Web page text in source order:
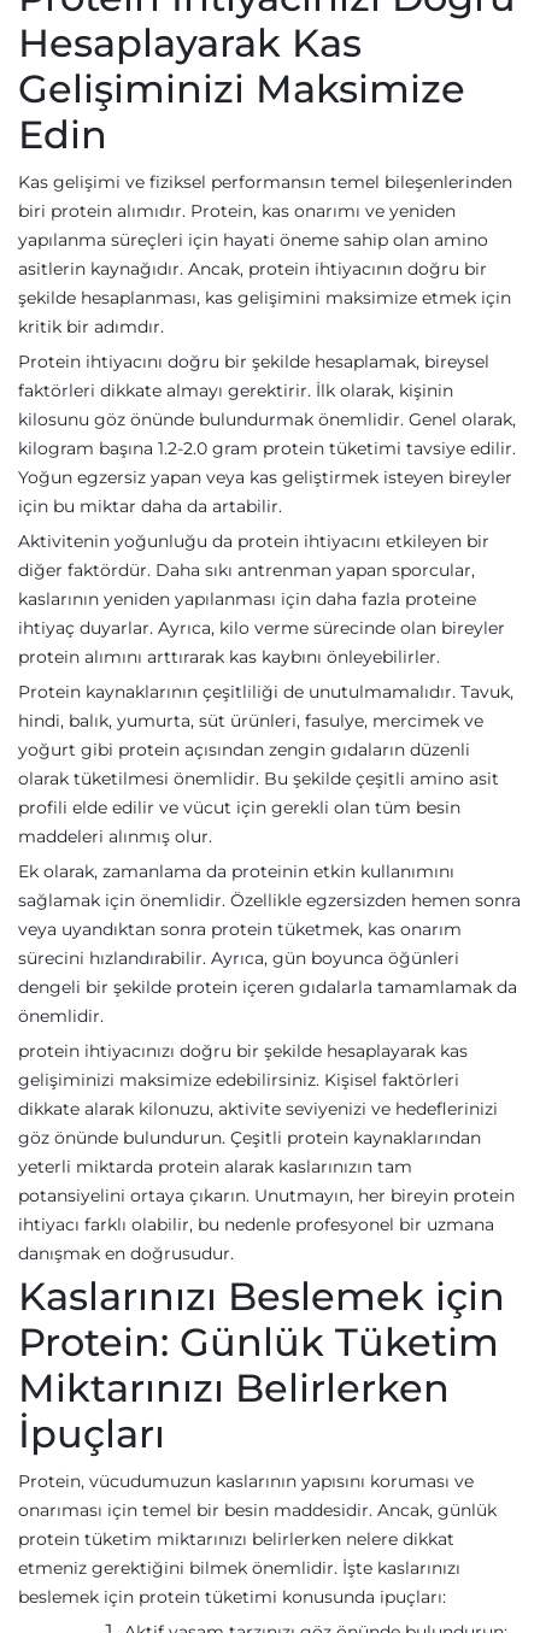
Hesaplayarak Kas
Gelişiminizi Maksimize
Edin
Kas gelişimi ve fiziksel performansın temel bileşenlerinden
biri protein alımıdır. Protein, kas onarımı ve yeniden
yapılanma süreçleri için hayati öneme sahip olan amino
asitlerin kaynağıdır. Ancak, protein ihtiyacının doğru bir
şekilde hesaplanması, kas gelişimini maksimize etmek için
kritik bir adımdır.
Protein ihtiyacını doğru bir şekilde hesaplamak, bireysel
faktörleri dikkate almayı gerektirir. İlk olarak, kişinin
kilosunu göz önünde bulundurmak önemlidir. Genel olarak,
kilogram başına 1.2-2.0 gram protein tüketimi tavsiye edilir.
Yoğun egzersiz yapan veya kas geliştirmek isteyen bireyler
için bu miktar daha da artabilir.
Aktivitenin yoğunluğu da protein ihtiyacını etkileyen bir
diğer faktördür. Daha sıkı antrenman yapan sporcular,
kaslarının yeniden yapılanması için daha fazla proteine
ihtiyaç duyarlar. Ayrıca, kilo verme sürecinde olan bireyler
protein alımını arttırarak kas kaybını önleyebilirler.
Protein kaynaklarının çeşitliliği de unutulmamalıdır. Tavuk,
hindi, balık, yumurta, süt ürünleri, fasulye, mercimek ve
yoğurt gibi protein açısından zengin gıdaların düzenli
olarak tüketilmesi önemlidir. Bu şekilde çeşitli amino asit
profili elde edilir ve vücut için gerekli olan tüm besin
maddeleri alınmış olur.
Ek olarak, zamanlama da proteinin etkin kullanımını
sağlamak için önemlidir. Özellikle egzersizden hemen sonra
veya uyandıktan sonra protein tüketmek, kas onarım
sürecini hızlandırabilir. Ayrıca, gün boyunca öğünleri
dengeli bir şekilde protein içeren gıdalarla tamamlamak da
önemlidir.
protein ihtiyacınızı doğru bir şekilde hesaplayarak kas
gelişiminizi maksimize edebilirsiniz. Kişisel faktörleri
dikkate alarak kilonuzu, aktivite seviyenizi ve hedeflerinizi
göz önünde bulundurun. Çeşitli protein kaynaklarından
yeterli miktarda protein alarak kaslarınızın tam
potansiyelini ortaya çıkarın. Unutmayın, her bireyin protein
ihtiyacı farklı olabilir, bu nedenle profesyonel bir uzmana
danışmak en doğrusudur.
Kaslarınızı Beslemek için
Protein: Günlük Tüketim
Miktarınızı Belirlerken
İpuçları
Protein, vücudumuzun kaslarının yapısını koruması ve
onarıması için temel bir besin maddesidir. Ancak, günlük
protein tüketim miktarınızı belirlerken nelere dikkat
etmeniz gerektiğini bilmek önemlidir. İşte kaslarınızı
beslemek için protein tüketimi konusunda ipuçları: